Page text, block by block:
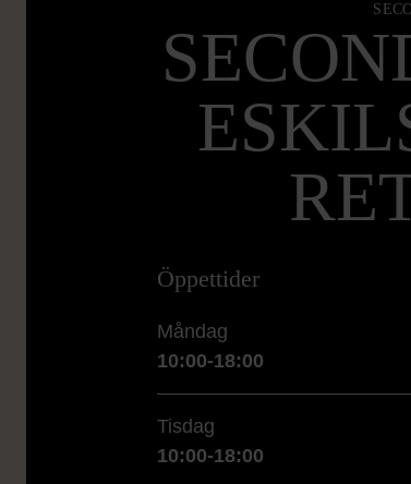
Öppettider
Måndag
10:00-18:00
Tisdag
10:00-18:00